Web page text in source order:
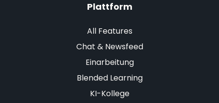
Plattform
All Features
Chat & Newsfeed
Einarbeitung
Blended Learning
KI-Kollege